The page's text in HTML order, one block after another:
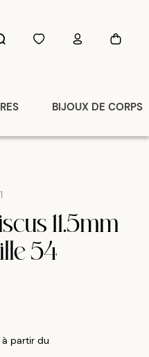
BIJOUX DE CORPS
11.5mm
54
à partir du